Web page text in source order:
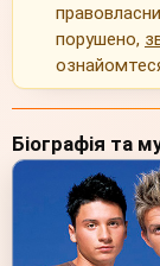
порушено,
Біографія та